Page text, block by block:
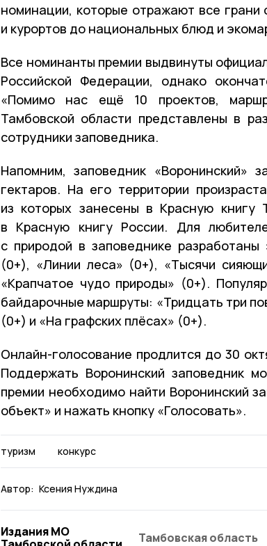
номинации, которые отражают все
и курортов до национальных блюд и
Все номинанты премии выдвинуты
Российской Федерации, однако
«Помимо нас ещё 10 проектов,
Тамбовской области представлены в
сотрудники заповедника.
Напомним, заповедник «Воронинский»
гектаров. На его территории
из которых занесены в Красную
в Красную книгу России. Для
с природой в заповеднике
(0+), «Линии леса» (0+), «Тысячи
«Крапчатое чудо природы» (0+).
байдарочные маршруты: «Тридцать три
(0+) и «На графских плёсах» (0+).
Онлайн-голосование продлится до 30
Поддержать Воронинский заповедник
премии необходимо найти Воронинский
объект» и нажать кнопку «Голосовать».
туризм конкурс
Автор: Ксения Нуждина
Издания МО
Тамбовская область